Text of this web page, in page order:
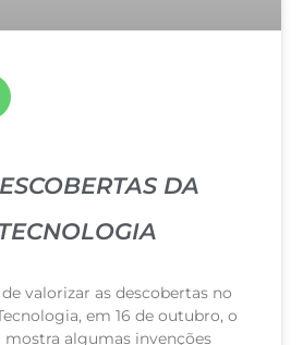
DA
valorizar as descobertas no
em 16 de outubro, o
mostra algumas invenções